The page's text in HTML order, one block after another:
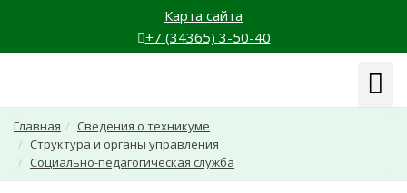
Карта сайта
+7 (34365) 3-50-40
Главная
Сведения о техникуме
Структура и органы управления
Социально-педагогическая служба